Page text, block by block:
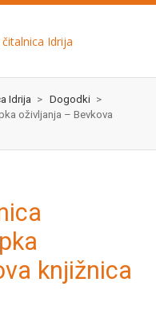
Idrija > Dogodki >
oživljanja – Bevkova
knjižnica